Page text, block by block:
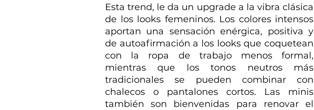
Esta trend, le da un upgrade a la vibra clásica
de los looks femeninos. Los colores intensos
aportan una sensación enérgica, positiva y
de autoafirmación a los looks que coquetean
con la ropa de trabajo menos formal,
mientras que los tonos neutros más
tradicionales se pueden combinar con
chalecos o pantalones cortos. Las minis
también son bienvenidas para renovar el